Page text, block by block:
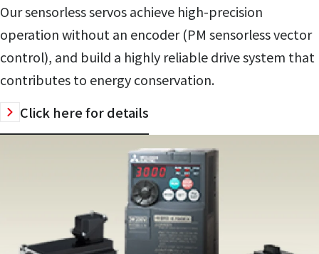
Our sensorless servos achieve high-precision
operation without an encoder (PM sensorless vector
control), and build a highly reliable drive system that
contributes to energy conservation.
Click here for details